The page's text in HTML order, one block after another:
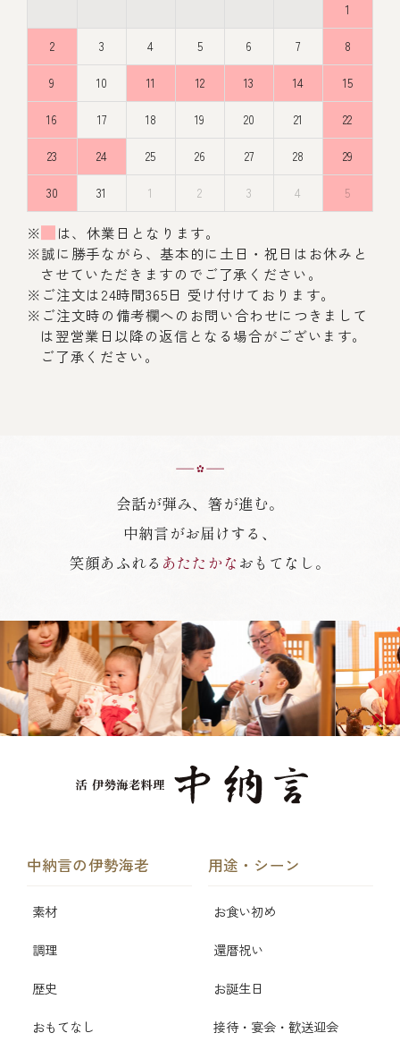
1
2 3 4 5 6 7 8
9 10 11 12 13 14 15
16 17 18 19 20 21 22
23 24 25 26 27 28 29
30 31 1 2 3 4 5
※
は、休業日となります。
※誠に勝手ながら、基本的に土日・祝日はお休みと
させていただきますのでご了承ください。
※ご注文は24時間365日 受け付けております。
※ご注文時の備考欄へのお問い合わせにつきまして
は翌営業日以降の返信となる場合がございます。
ご了承ください。
会話が弾み、箸が進む。
中納言がお届けする、
笑顔あふれる あたたかな おもてなし。
中納言の伊勢海老
素材
調理
歴史
おもてなし
用途・シーン
お食い初め
還暦祝い
お誕生日
接待・宴会・歓送迎会